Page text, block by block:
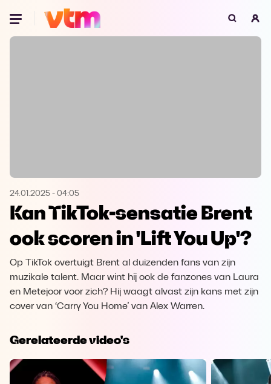
Oeps, browser niet ondersteund
Microsoft Edge Download
Opera Download
24.01.2025 - 04:05
Kan TikTok-sensatie Brent
ook scoren in 'Lift You Up'?
Op TikTok overtuigt Brent al duizenden fans van zijn
muzikale talent. Maar wint hij ook de fanzones van Laura
en Metejoor voor zich? Hij waagt alvast zijn kans met zijn
cover van ‘Carry You Home’ van Alex Warren.
Gerelateerde video's